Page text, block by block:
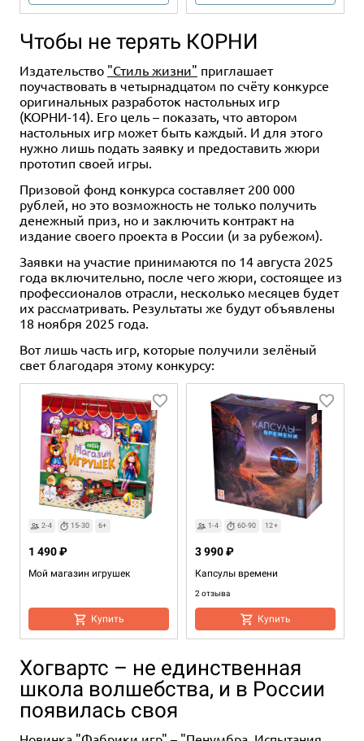
Дополнение 1-4
90-120
Церера: Контракты Марса
Уведомить о наличии
Дополнение 1-4
90-120
14+
Церера: Кометы
Уведомить о наличии
Чтобы не терять КОРНИ
Издательство "Стиль жизни" приглашает
поучаствовать в четырнадцатом по счёту конкурсе
оригинальных разработок настольных игр
(КОРНИ-14). Его цель – показать, что автором
настольных игр может быть каждый. И для этого
нужно лишь подать заявку и предоставить жюри
прототип своей игры.
Призовой фонд конкурса составляет 200 000
рублей, но это возможность не только получить
денежный приз, но и заключить контракт на
издание своего проекта в России (и за рубежом).
Заявки на участие принимаются по 14 августа 2025
года включительно, после чего жюри, состоящее из
профессионалов отрасли, несколько месяцев будет
их рассматривать. Результаты же будут объявлены
18 ноября 2025 года.
Вот лишь часть игр, которые получили зелёный
свет благодаря этому конкурсу:
2-4 15-30 6+
Мой магазин игрушек
1 490 ₽
Купить
1-4 60-90 12+
Капсулы времени
2 отзыва
3 990 ₽
Купить
Хогвартс – не единственная
школа волшебства, и в России
появилась своя